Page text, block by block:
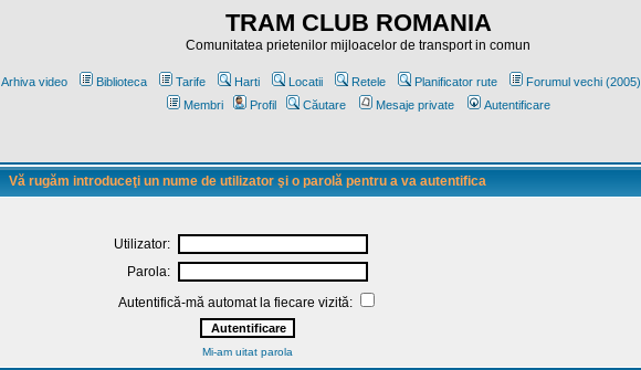
TRAM CLUB ROMANIA
Comunitatea prietenilor mijloacelor de transport in comun
Arhiva video Biblioteca Tarife Harti Locatii Retele Planificator rute Forumul vechi (2005)
Membri
Profil Căutare Mesaje private Autentificare
Vă rugăm introduceţi un nume de utilizator şi o parolă pentru a va autentifica
Utilizator:
Parola:
Autentifică-mă automat la fiecare vizită:
Mi-am uitat parola